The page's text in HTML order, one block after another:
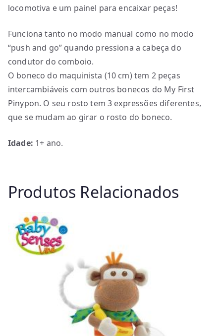
locomotiva e um painel para encaixar peças!
Funciona tanto no modo manual como no modo
“push and go” quando pressiona a cabeça do
condutor do comboio.
O boneco do maquinista (10 cm) tem 2 peças
intercambiáveis com outros bonecos do My First
Pinypon. O seu rosto tem 3 expressões diferentes,
que se mudam ao girar o rosto do boneco.
Idade: 1+ ano.
Produtos Relacionados